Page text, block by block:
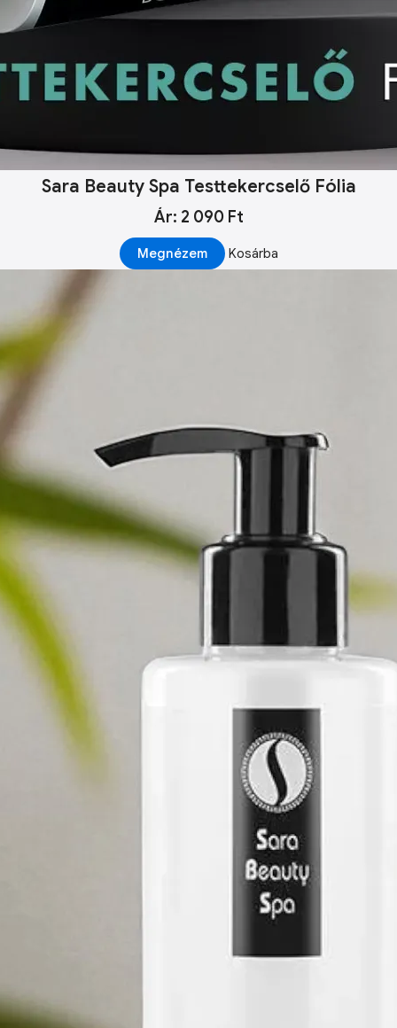
Sara Beauty Spa Testtekercselő Fólia
Ár: 2 090 Ft
Megnézem Kosárba